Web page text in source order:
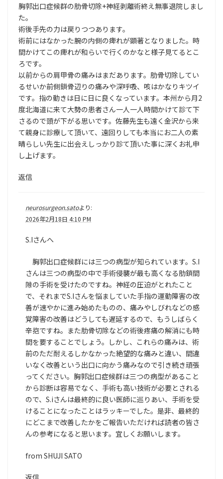
胸郭出口症候群の肋骨切除+神経剥離術終え無事退院しまし
た。
術後手先の力は戻りつつあります。
術前にはなかった腕の内側の痺れが顕著となりました。時
間かけてこの痺れが和らいで行くのかなと様子見てるとこ
ろです。
以前からの肩甲骨の痛みはまだあります。肋骨切除してい
るせいか前側鎖骨辺りの痛みや深呼吸、咳はかなりキツイ
です。指の動きは日に日に良くなっています。本州から月2
度北海道に来て大勢の患者さん一人一人時間かけて診て下
さるので頭が下がる思いです。佐藤先生も遠く金沢から来
て親身に診療して頂いて、遠回りしても本当にお二人の素
晴らしい先生に出会えしっかり診て頂いた事に深くお礼申
し上げます。
返信
neurosurgeon.satoより:
2026年2月18日 4:10 PM
S.Iさんへ
胸郭出口症候群には三つの病型が知られています。S.I
さんは三つの病型の中で手術侵襲が最も高くなる肋鎖間
隙の手術を受けたのですね。神経の圧迫がとれたこと
で、それまでS.Iさんを悩ましていた手指の運動障害の改
善が速やかに進み始めたものの、痛みやしびれなどの感
覚障害の改善はどうしても遅延するので、もうしばらく
辛抱ですね。また肋骨切除などの術後疼痛の解消にも時
間を要することでしょう。しかし、これらの痛みは、術
前のただ耐えるしかなかった絶望的な痛みと違い、間違
いなく改善という出口に向かう痛みなので引き続き頑張
ってください。胸郭出口症候群は三つの病型があること
から診断は容易でなく、手術も高い技術が必要とされる
ので、S.iさんは最終的に良い医師に巡りあい、手術を受
けることになったことはラッキーでした。是非、最終的
にどこまで改善したかをご報告いただければ読者の皆さ
んの参考になると思います。宜しくお願いします。
from SHUJI SATO
返信